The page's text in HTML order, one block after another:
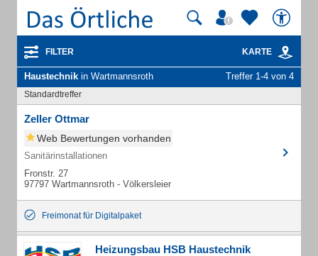
FILTER KARTE
Haustechnik in Wartmannsroth Treffer 1-4 von 4
Standardtreffer
Zeller Ottmar
Web Bewertungen vorhanden
Sanitärinstallationen
Fronstr. 27
97797 Wartmannsroth - Völkersleier
Freimonat für Digitalpaket
Heizungsbau HSB Haustechnik